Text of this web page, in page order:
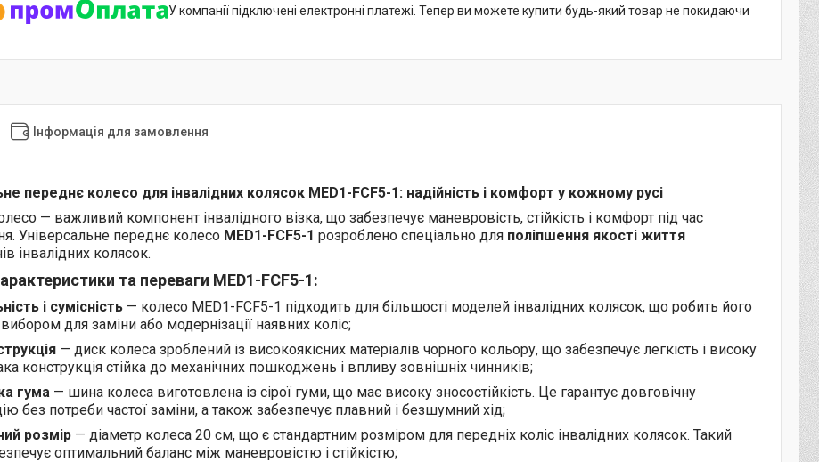
У компанії підключені електронні платежі. Тепер ви можете купити будь-який товар не покидаючи
Інформація для замовлення
переднє колесо для інвалідних колясок MED1-FCF5-1: надійність і комфорт у кожному русі
— важливий компонент інвалідного візка, що забезпечує маневровість, стійкість і комфорт під час
Універсальне переднє колесо MED1-FCF5-1 розроблено спеціально для поліпшення якості життя
інвалідних колясок.
та переваги MED1-FCF5-1:
і сумісність — колесо MED1-FCF5-1 підходить для більшості моделей інвалідних колясок, що робить його
для заміни або модернізації наявних коліс;
— диск колеса зроблений із високоякісних матеріалів чорного кольору, що забезпечує легкість і високу
конструкція стійка до механічних пошкоджень і впливу зовнішніх чинників;
гума — шина колеса виготовлена із сірої гуми, що має високу зносостійкість. Це гарантує довговічну
без потреби частої заміни, а також забезпечує плавний і безшумний хід;
розмір — діаметр колеса 20 см, що є стандартним розміром для передніх коліс інвалідних колясок. Такий
оптимальний баланс між маневровістю і стійкістю;